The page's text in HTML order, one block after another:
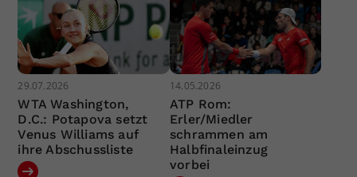
29.07.2026
WTA Washington,
D.C.: Potapova setzt
Venus Williams auf
ihre Abschussliste
14.05.2026
ATP Rom:
Erler/Miedler
schrammen am
Halbfinaleinzug
vorbei